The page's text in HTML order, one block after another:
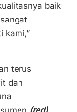
baik
kami,”
terus
dan
(red)